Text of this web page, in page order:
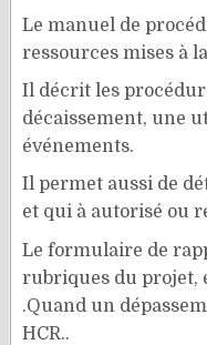
Le manuel de
ressources mises à
Il décrit les
décaissement, une
événements.
Il permet aussi de
et qui à autorisé ou
Le formulaire de
rubriques du projet,
.Quand un
HCR..